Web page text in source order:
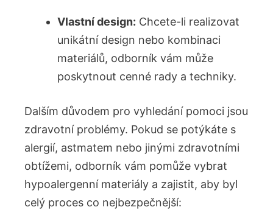
Vlastní design: Chcete-li realizovat
unikátní design nebo kombinaci
materiálů, odborník vám může
poskytnout cenné rady a techniky.
Dalším důvodem pro vyhledání pomoci jsou
zdravotní problémy. Pokud se potýkáte s
alergií, astmatem nebo jinými zdravotními
obtížemi, odborník vám pomůže vybrat
hypoalergenní materiály a zajistit, aby byl
celý proces co nejbezpečnější: